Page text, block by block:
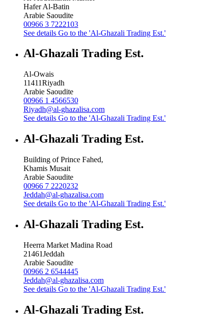
Hafer Al-Batin
Arabie Saoudite
00966 3 7222103
See details Go to the 'Al-Ghazali Trading Est.'
Al-Ghazali Trading Est.
Al-Owais
11411Riyadh
Arabie Saoudite
00966 1 4566530
Riyadh@al-ghazalisa.com
See details Go to the 'Al-Ghazali Trading Est.'
Al-Ghazali Trading Est.
Building of Prince Fahed,
Khamis Musait
Arabie Saoudite
00966 7 2220232
Jeddah@al-ghazalisa.com
See details Go to the 'Al-Ghazali Trading Est.'
Al-Ghazali Trading Est.
Heerra Market Madina Road
21461Jeddah
Arabie Saoudite
00966 2 6544445
Jeddah@al-ghazalisa.com
See details Go to the 'Al-Ghazali Trading Est.'
Al-Ghazali Trading Est.